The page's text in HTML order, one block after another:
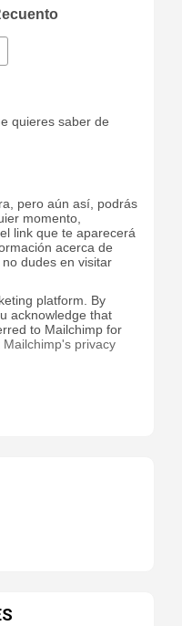
quieres saber de
pero aún así, podrás
momento,
link que te aparecerá
acerca de
dudes en visitar
platform. By
acknowledge that
to Mailchimp for
privacy